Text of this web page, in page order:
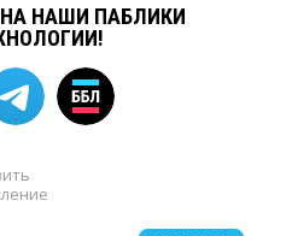
НАШИ ПАБЛИКИ